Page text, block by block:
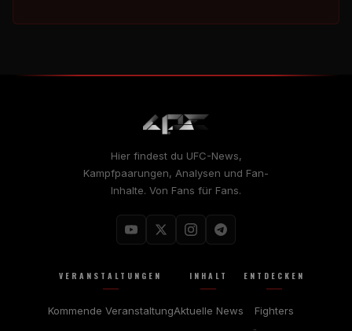
Hier findest du UFC-News,
Kampfpaarungen, Analysen und Fan-
Inhalte. Von Fans für Fans.
VERANSTALTUNGEN
Kommende Veranstaltung
INHALT
Aktuelle News
ENTDECKEN
Fighters